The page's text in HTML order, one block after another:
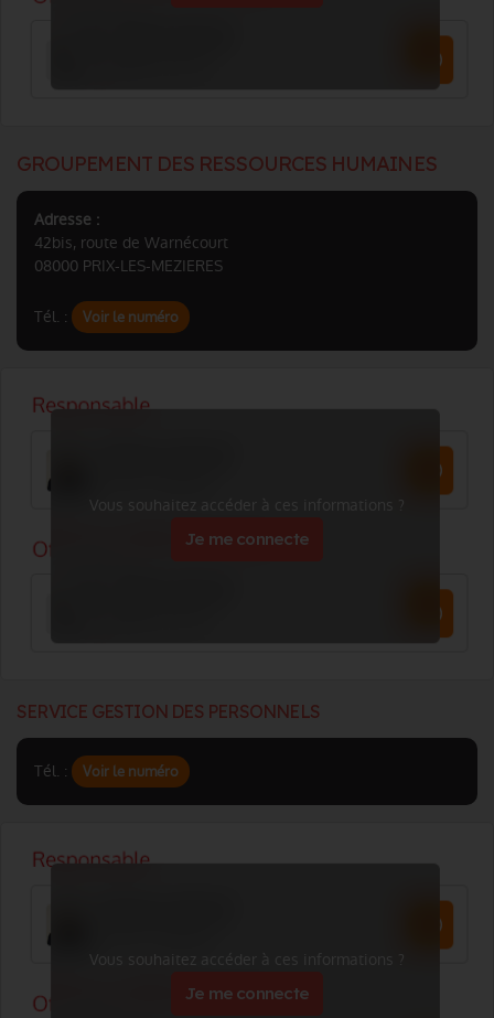
GROUPEMENT DES RESSOURCES HUMAINES
Adresse :
42bis, route de Warnécourt
08000 PRIX-LES-MEZIERES
Tél. : Voir le numéro
Vous souhaitez accéder à ces informations ?
Je me connecte
SERVICE GESTION DES PERSONNELS
Tél. : Voir le numéro
Vous souhaitez accéder à ces informations ?
Je me connecte